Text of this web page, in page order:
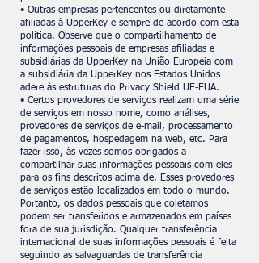
• Outras empresas pertencentes ou diretamente
afiliadas à UpperKey e sempre de acordo com esta
política. Observe que o compartilhamento de
informações pessoais de empresas afiliadas e
subsidiárias da UpperKey na União Europeia com
a subsidiária da UpperKey nos Estados Unidos
adere às estruturas do Privacy Shield UE-EUA.
• Certos provedores de serviços realizam uma série
de serviços em nosso nome, como análises,
provedores de serviços de e-mail, processamento
de pagamentos, hospedagem na web, etc. Para
fazer isso, às vezes somos obrigados a
compartilhar suas informações pessoais com eles
para os fins descritos acima de. Esses provedores
de serviços estão localizados em todo o mundo.
Portanto, os dados pessoais que coletamos
podem ser transferidos e armazenados em países
fora de sua jurisdição. Qualquer transferência
internacional de suas informações pessoais é feita
seguindo as salvaguardas de transferência